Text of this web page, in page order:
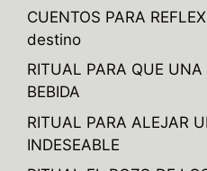
CUENTOS PARA
destino
RITUAL PARA QUE
BEBIDA
RITUAL PARA ALEJAR
INDESEABLE